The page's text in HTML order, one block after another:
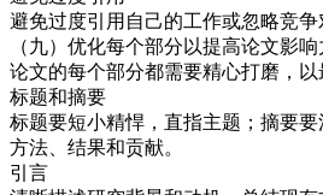
避免过度引用自己的工作或忽略竞争
（九）优化每个部分以提高论文影响
论文的每个部分都需要精心打磨，以
标题和摘要
标题要短小精悍，直指主题；摘要要
方法、结果和贡献。
引言